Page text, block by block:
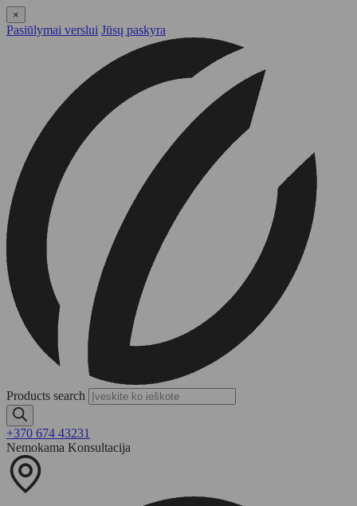
×
Pasiūlymai verslui Jūsų paskyra
Products search
+370 674 43231
Nemokama Konsultacija